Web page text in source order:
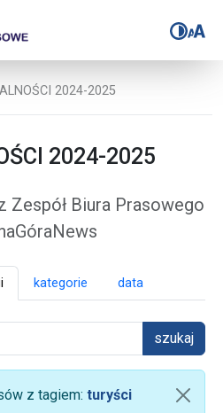
Góry –
Jasnej Góry
2024-2025
2024-2025
Zespół Biura Prasowego
kategorie data
szukaj
z tagiem: turyści